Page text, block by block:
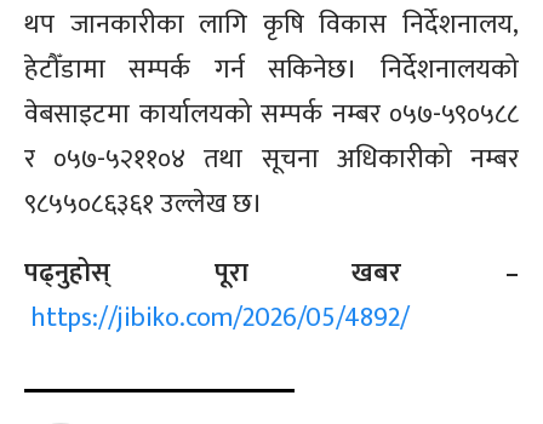
थप जानकारीका लागि कृषि विकास निर्देशनालय,
हेटौँडामा सम्पर्क गर्न सकिनेछ। निर्देशनालयको
वेबसाइटमा कार्यालयको सम्पर्क नम्बर ०५७-५९०५८८
र ०५७-५२११०४ तथा सूचना अधिकारीको नम्बर
९८५५०८६३६१ उल्लेख छ।
पढ्नुहोस् पूरा खबर –
https://jibiko.com/2026/05/4892/